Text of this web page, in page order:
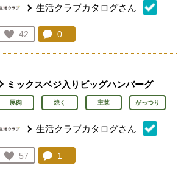
生活クラブカタログさん
お気に入り登録：
42
人が登録
コメント：
0
ミックスベジ入りビッグハンバーグ
豚肉 焼く 主菜 がっつり
生活クラブカタログさん
お気に入り登録：
57
人が登録
コメント：
1